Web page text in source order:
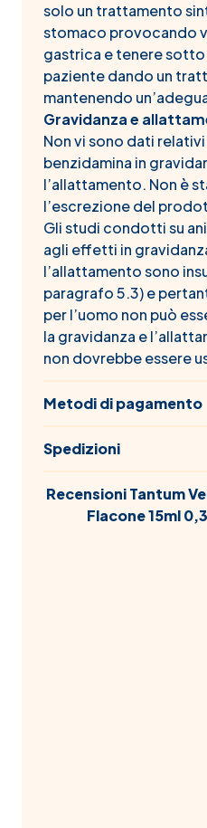
solo un trattamento
stomaco provocando
gastrica e tenere
paziente dando un
mantenendo
Gravidanza e
Non vi sono dati relativi
benzidamina in
l’allattamento. Non è
l’escrezione del
Gli studi condotti su
agli effetti in
l’allattamento sono
paragrafo 5.3) e
per l’uomo non può
la gravidanza e
non dovrebbe essere
Metodi di pagamento
Spedizioni
Recensioni Tantum
Flacone 15ml